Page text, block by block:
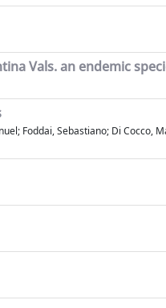
Vals. an endemic
Foddai, Sebastiano; Di Cocco,